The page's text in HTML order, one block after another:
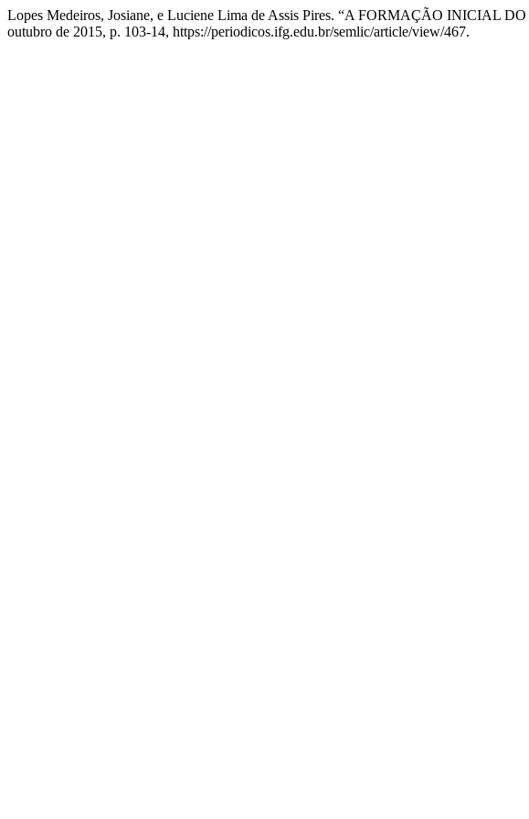
Lopes Medeiros, Josiane, e Luciene Lima de Assis Pires. “A FORMAÇÃO INICIAL
outubro de 2015, p. 103-14, https://periodicos.ifg.edu.br/semlic/article/view/467.